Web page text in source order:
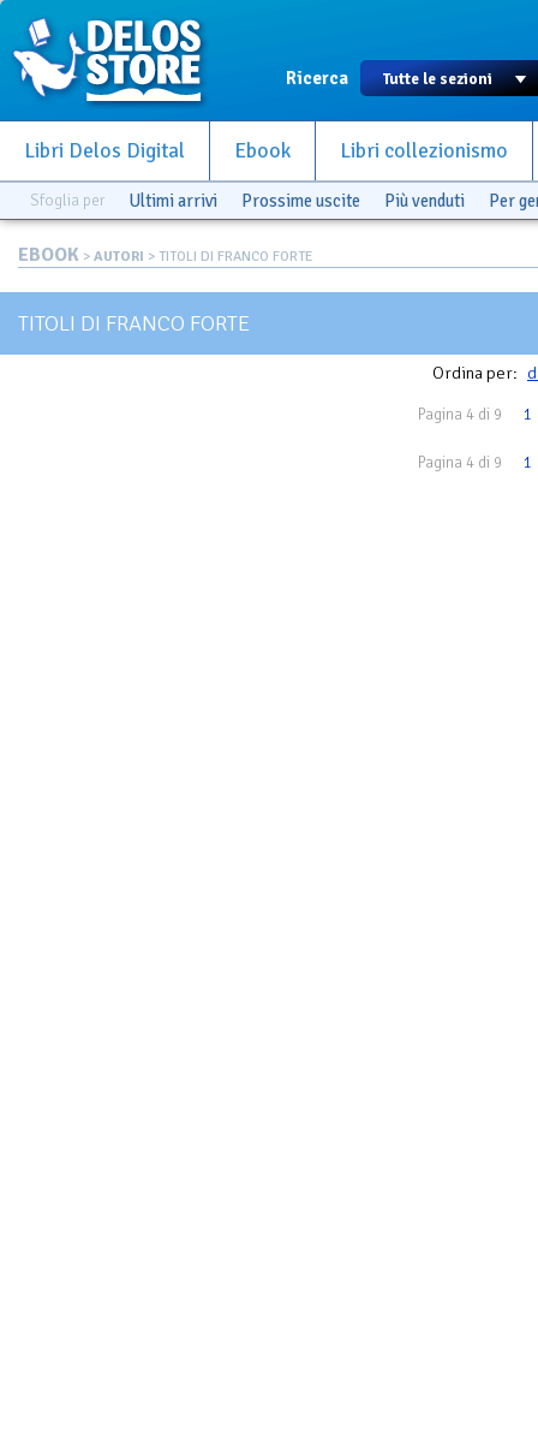
Ricerca
Libri Delos Digital Ebook Libri collezionismo
Sfoglia per Ultimi arrivi Prossime uscite Più venduti Per
EBOOK > AUTORI > TITOLI DI FRANCO FORTE
TITOLI DI FRANCO FORTE
Ordina per:
Pagina 4 di 9 1
Pagina 4 di 9 1